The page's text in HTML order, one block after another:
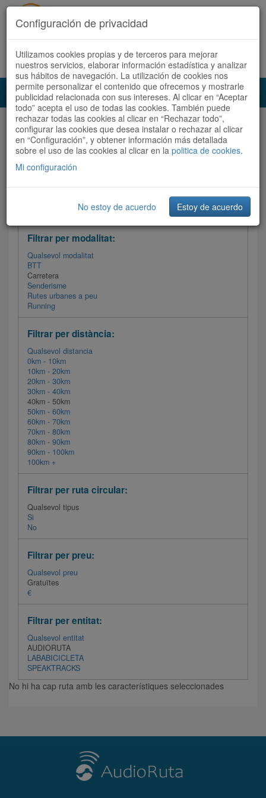
Accedeix Registra't ara Español Català
Audioruta Totes les rutes
Totes les rutes Ordenar per: Més recents / Dificultat
Filtrar les rutes
Filtrar per modalitat:
Qualsevol modalitat
BTT
Carretera
Senderisme
Rutes urbanes a peu
Running
Filtrar per distància:
Qualsevol distancia
0km - 10km
10km - 20km
20km - 30km
30km - 40km
40km - 50km
50km - 60km
60km - 70km
70km - 80km
80km - 90km
90km - 100km
100km +
Filtrar per ruta circular:
Qualsevol tipus
Si
No
Filtrar per preu:
Qualsevol preu
Gratuïtes
€
Filtrar per entitat:
Qualsevol entitat
AUDIORUTA
LABABICICLETA
SPEAKTRACKS
No hi ha cap ruta amb les característiques seleccionades
Configuración de privacidad
Utilizamos cookies propias y de terceros para mejorar
nuestros servicios, elaborar información estadística y analizar
sus hábitos de navegación. La utilización de cookies nos
permite personalizar el contenido que ofrecemos y mostrarle
publicidad relacionada con sus intereses. Al clicar en “Aceptar
todo” acepta el uso de todas las cookies. También puede
rechazar todas las cookies al clicar en “Rechazar todo”,
configurar las cookies que desea instalar o rechazar al clicar
en “Configuración”, y obtener información más detallada
sobre el uso de las cookies al clicar en la politica de cookies.
Mi configuración
No estoy de acuerdo Estoy de acuerdo